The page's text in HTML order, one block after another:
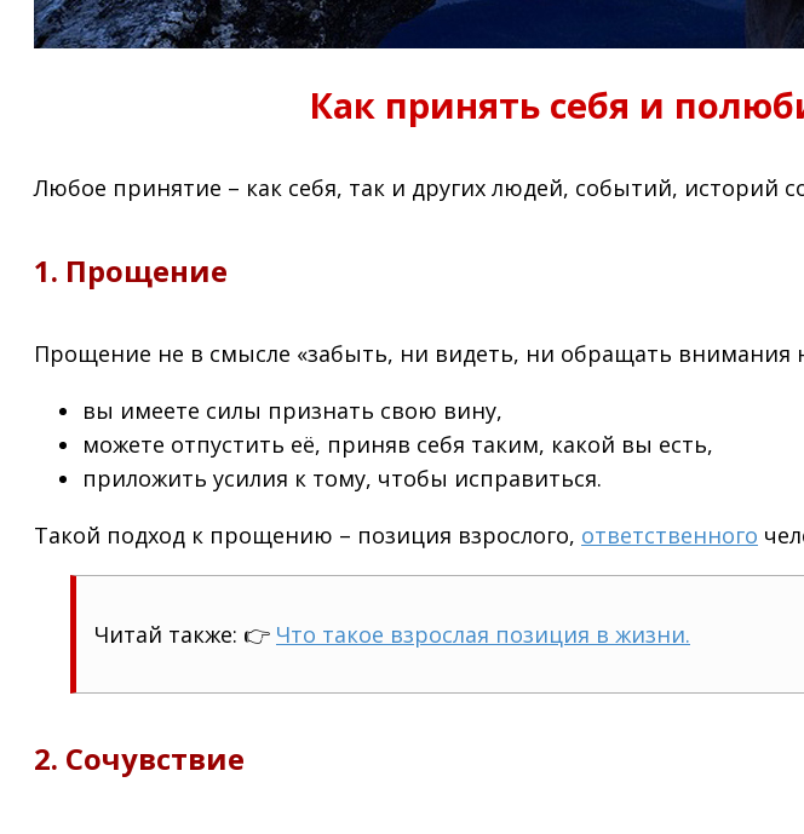
Как принять себя и
Любое принятие – как себя, так и других людей, событий, историй
1. Прощение
Прощение не в смысле «забыть, ни видеть, ни обращать внимания
вы имеете силы признать свою вину,
можете отпустить её, приняв себя таким, какой вы есть,
приложить усилия к тому, чтобы исправиться.
Такой подход к прощению – позиция взрослого, ответственного
Читай также: 👉 Что такое взрослая позиция в жизни.
2. Сочувствие